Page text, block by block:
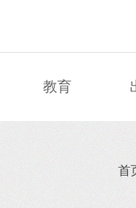
教育
首